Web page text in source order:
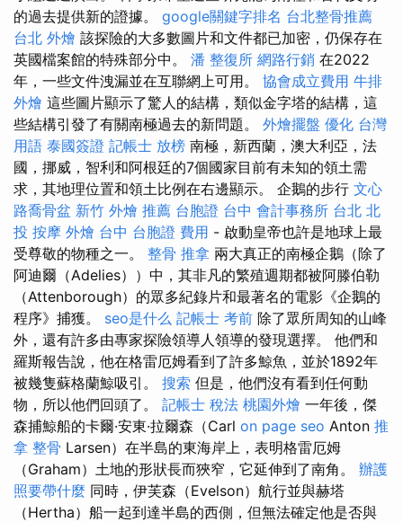
的過去提供新的證據。 google關鍵字排名 台北整骨推薦
台北 外燴 該探險的大多數圖片和文件都已加密，仍保存在
英國檔案館的特殊部分中。 潘 整復所 網路行銷 在2022
年，一些文件洩漏並在互聯網上可用。 協會成立費用 牛排
外燴 這些圖片顯示了驚人的結構，類似金字塔的結構，這
些結構引發了有關南極過去的新問題。 外燴擺盤 優化 台灣
用語 泰國簽證 記帳士 放榜 南極，新西蘭，澳大利亞，法
國，挪威，智利和阿根廷的7個國家目前有未知的領土需
求，其地理位置和領土比例在右邊顯示。 企鵝的步行 文心
路喬骨盆 新竹 外燴 推薦 台胞證 台中 會計事務所 台北 北
投 按摩 外燴 台中 台胞證 費用 - 啟動皇帝也許是地球上最
受尊敬的物種之一。 整骨 推拿 兩大真正的南極企鵝（除了
阿迪爾（Adelies））中，其非凡的繁殖週期都被阿滕伯勒
（Attenborough）的眾多紀錄片和最著名的電影《企鵝的
程序》捕獲。 seo是什么 記帳士 考前 除了眾所周知的山峰
外，還有許多由專家探險領導人領導的發現選擇。 他們和
羅斯報告說，他在格雷厄姆看到了許多鯨魚，並於1892年
被幾隻蘇格蘭鯨吸引。 搜索 但是，他們沒有看到任何動
物，所以他們回頭了。 記帳士 稅法 桃園外燴 一年後，傑
森捕鯨船的卡爾·安東·拉爾森（Carl on page seo Anton 推
拿 整骨 Larsen）在半島的東海岸上，表明格雷厄姆
（Graham）土地的形狀長而狹窄，它延伸到了南角。 辦護
照要帶什麼 同時，伊芙森（Evelson）航行並與赫塔
（Hertha）船一起到達半島的西側，但無法確定他是否與